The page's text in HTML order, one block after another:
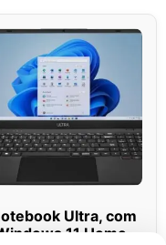
Ultra, com
11 Home,